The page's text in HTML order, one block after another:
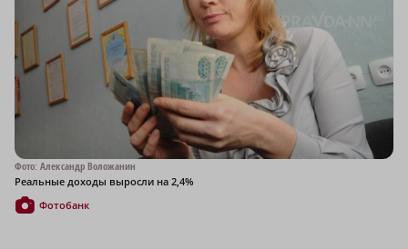
Фото: Александр Воложанин
Реальные доходы выросли на 2,4%
Фотобанк